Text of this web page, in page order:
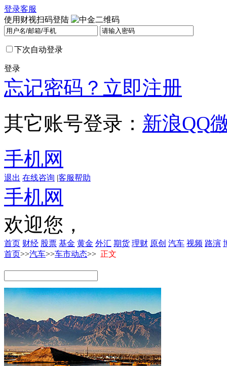
登录客服
使用财视扫码登陆
下次自动登录
登录
忘记密码？ 立即注册
其它账号登录： 新浪QQ
手机网
退出 在线咨询 |客服帮助
手机网
欢迎您，
首页 财经 股票 基金 黄金 外汇 期货 理财 原创 汽车 视频 路演
首页>>汽车>>车市动态>> 正文